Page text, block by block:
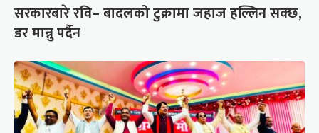
सरकारबारे रवि– बादलको टुक्रामा जहाज हल्लिन सक्छ,
डर मान्नु पर्दैन